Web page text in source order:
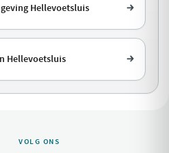
Hellevoetsluis
Hellevoetsluis
VOLG ONS